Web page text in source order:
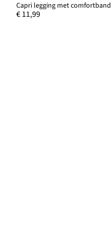
Capri legging met comfortband
€ 11,99